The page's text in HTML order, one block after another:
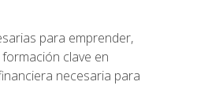
para emprender,
clave en
necesaria para